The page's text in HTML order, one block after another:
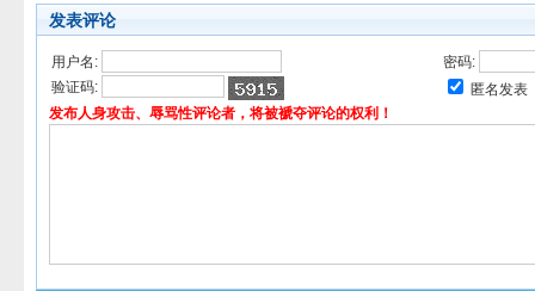
发表评论
用户名:
密码:
验证码:
匿名发表
发布人身攻击、辱骂性评论者，将被褫夺评论的权利！